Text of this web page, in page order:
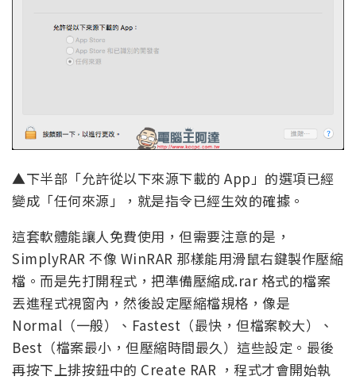
▲下半部「允許從以下來源下載的 App」的選項已經
變成「任何來源」，就是指令已經生效的確據。
這套軟體能讓人免費使用，但需要注意的是，
SimplyRAR 不像 WinRAR 那樣能用滑鼠右鍵製作壓縮
檔。而是先打開程式，把準備壓縮成.rar 格式的檔案
丟進程式視窗內，然後設定壓縮檔規格，像是
Normal（一般）、Fastest（最快，但檔案較大）、
Best（檔案最小，但壓縮時間最久）這些設定。最後
再按下上排按鈕中的 Create RAR ，程式才會開始執